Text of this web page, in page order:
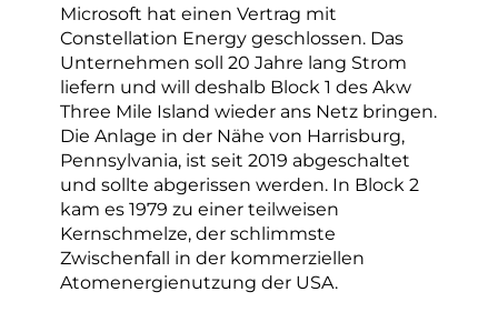
Microsoft hat einen Vertrag mit
Constellation Energy geschlossen. Das
Unternehmen soll 20 Jahre lang Strom
liefern und will deshalb Block 1 des Akw
Three Mile Island wieder ans Netz bringen.
Die Anlage in der Nähe von Harrisburg,
Pennsylvania, ist seit 2019 abgeschaltet
und sollte abgerissen werden. In Block 2
kam es 1979 zu einer teilweisen
Kernschmelze, der schlimmste
Zwischenfall in der kommerziellen
Atomenergienutzung der USA.